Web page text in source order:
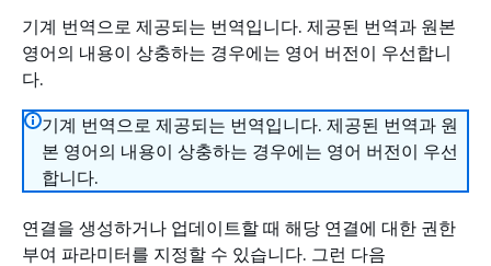
기계 번역으로 제공되는 번역입니다. 제공된 번역과 원본
영어의 내용이 상충하는 경우에는 영어 버전이 우선합니
다.
기계 번역으로 제공되는 번역입니다. 제공된 번역과 원
본 영어의 내용이 상충하는 경우에는 영어 버전이 우선
합니다.
연결을 생성하거나 업데이트할 때 해당 연결에 대한 권한
부여 파라미터를 지정할 수 있습니다. 그런 다음